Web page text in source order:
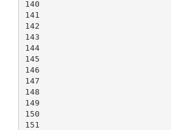
140
141
142
143
144
145
146
147
148
149
150
151